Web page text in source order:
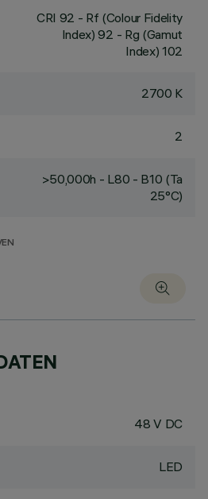
CRI 92 - Rf (Colour Fidelity
Index) 92 - Rg (Gamut
Index) 102
2700 K
2
>50,000h - L80 - B10 (Ta
25°C)
48 V DC
LED